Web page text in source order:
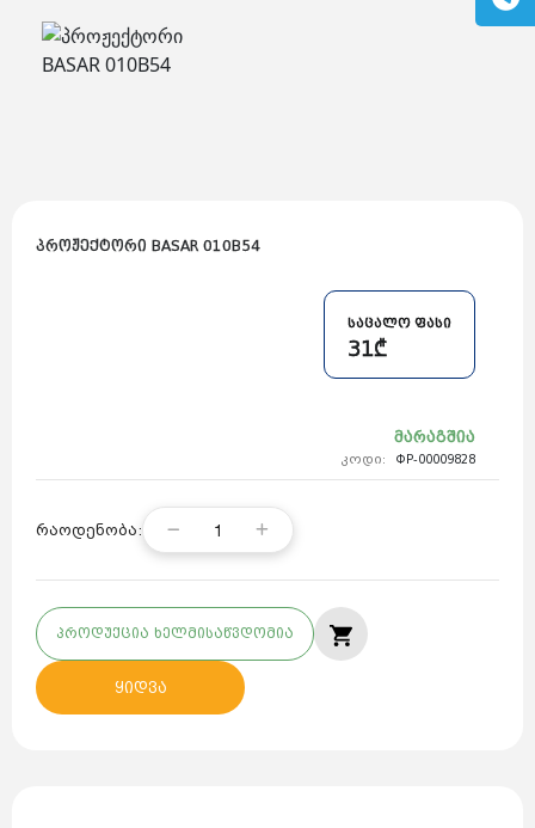
ავარიული ციმციმები ხმოვანი ზარები
განათების ჯგუფი
დამიწების მოწყობილობები
ტუმბოები და აქსესუარები
ხელის ინსტრუმენტის აქსესუარები
ძაბვის რეგულატორი და სათადარიგო ნაწილები
საკანალიზაციო მილები და ფიტინგები
პროჟექტორი BASAR 010B54
საცალო ფასი
31₾
მარაგშია
კოდი: ФР-00009828
რაოდენობა: 1
პროდუქცია ხელმისაწვდომია
ყიდვა